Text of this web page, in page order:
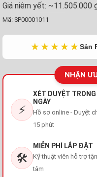
Giá niêm yết: ~11.505.000
Mã: SP00001011
★★★★★Sản
NHẬN
⚡
XÉT DUYỆT TRONG
NGÀY
Hồ sơ online - Duyệt
15 phút
🛠️
MIỄN PHÍ LẮP ĐẶT
Kỹ thuật viên hỗ trợ tận
tâm